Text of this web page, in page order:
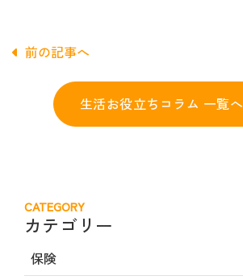
前の記事へ
生活お役立ちコラム 一覧へ
CATEGORY
カテゴリー
保険